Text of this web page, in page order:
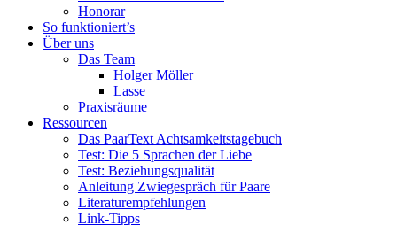
Honorar
So funktioniert’s
Über uns
Das Team
Holger Möller
Lasse
Praxisräume
Ressourcen
Das PaarText Achtsamkeitstagebuch
Test: Die 5 Sprachen der Liebe
Test: Beziehungsqualität
Anleitung Zwiegespräch für Paare
Literaturempfehlungen
Link-Tipps